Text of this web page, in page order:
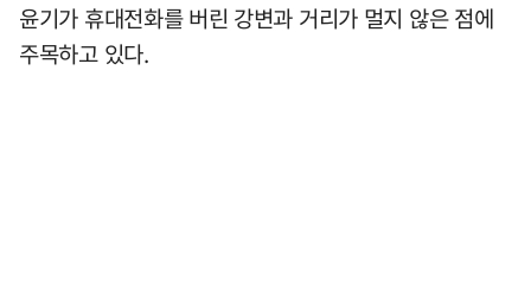
윤기가 휴대전화를 버린 강변과 거리가 멀지 않은 점에
주목하고 있다.